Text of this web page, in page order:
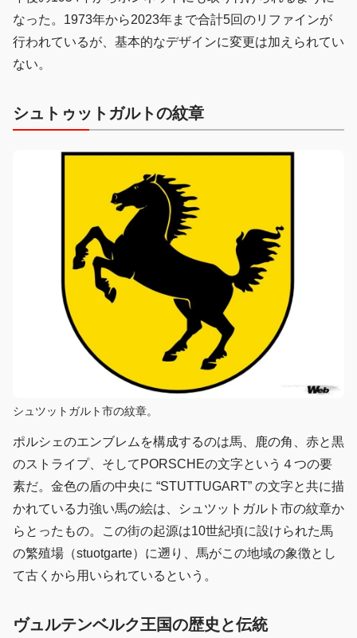
なった。1973年から2023年まで合計5回のリファインが
行われているが、基本的なデザインに変更は加えられてい
ない。
シュトゥットガルトの紋章
シュツットガルト市の紋章。
ポルシェのエンブレムを構成するのは馬、鹿の角、赤と黒
のストライプ、そしてPORSCHEの文字という４つの要
素だ。金色の盾の中央に “STUTTUGART” の文字と共に描
かれている力強い馬の絵は、シュツットガルト市の紋章か
らとったもの。この街の起源は10世紀頃に設けられた馬
の繁殖場（stuotgarte）に遡り、馬がこの地域の象徴とし
て古くから用いられているという。
ヴュルテンベルク王国の歴史と伝統